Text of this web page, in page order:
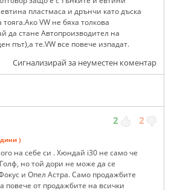
пластмаса и дрънчи като дъска
тояга.Ако VW не бяха толкова
да стане Автопроизводител на
път),а те.VW все повече изпадат.
Сигнализирай за неуместен коментар
2 2
)
на себе си . Хюндай i30 не само че
но той дори не може да се
и Опел Астра. Само продажбите
повече от продажбите на всички